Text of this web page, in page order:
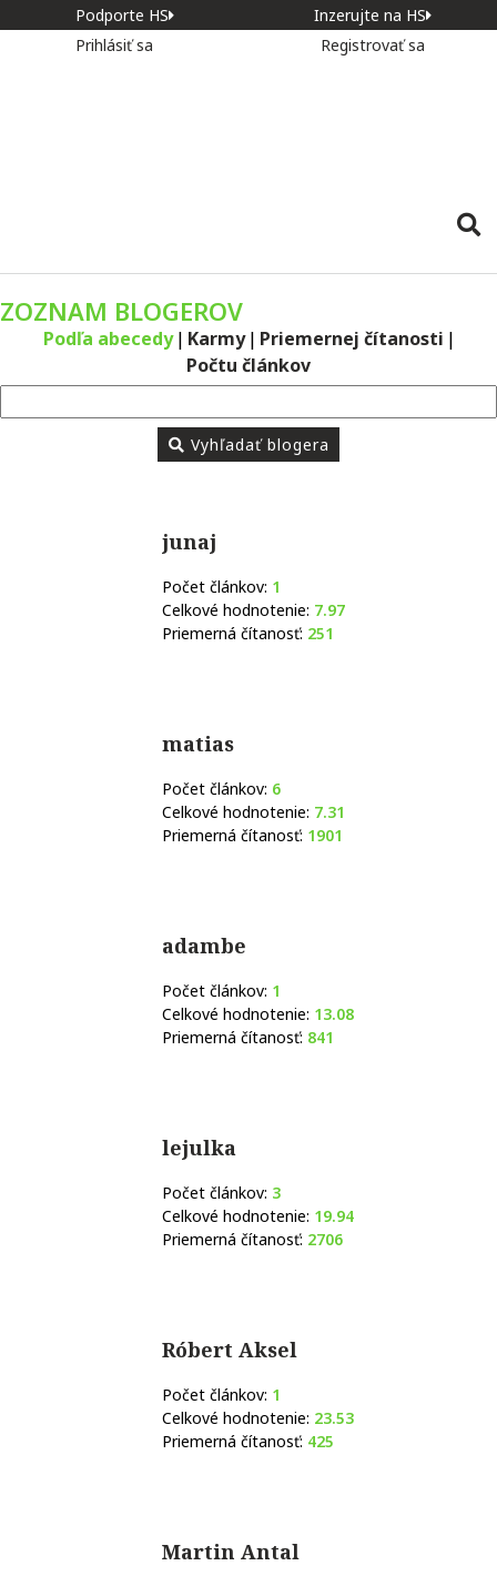
Podporte HS
Inzerujte na HS
Prihlásiť sa
Registrovať sa
ZOZNAM BLOGEROV
Podľa abecedy | Karmy | Priemernej čítanosti |
Počtu článkov
Vyhľadať blogera
junaj
Počet článkov: 1
Celkové hodnotenie: 7.97
Priemerná čítanosť: 251
matias
Počet článkov: 6
Celkové hodnotenie: 7.31
Priemerná čítanosť: 1901
adambe
Počet článkov: 1
Celkové hodnotenie: 13.08
Priemerná čítanosť: 841
lejulka
Počet článkov: 3
Celkové hodnotenie: 19.94
Priemerná čítanosť: 2706
Róbert Aksel
Počet článkov: 1
Celkové hodnotenie: 23.53
Priemerná čítanosť: 425
Martin Antal